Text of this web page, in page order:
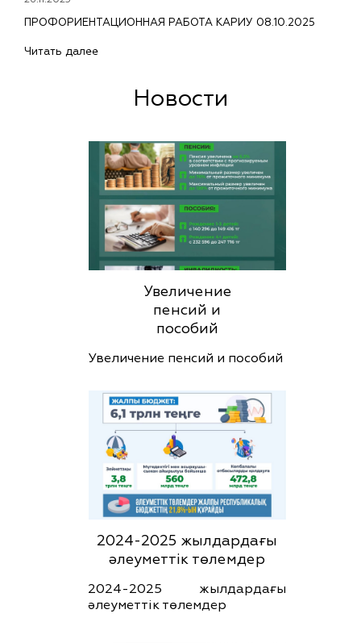
ПРОФОРИЕНТАЦИОННАЯ РАБОТА КАРИУ 08.10.2025
Читать далее
Новости
Увеличение
пенсий и
пособий
Увеличение пенсий и пособий
2024-2025 жылдардағы
әлеуметтік төлемдер
2024-2025 жылдардағы
әлеуметтік төлемдер